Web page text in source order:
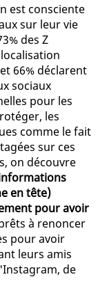
est consciente
sur leur vie
des Z
66% déclarent
sociaux
pour les
les
comme le fait
sur ces
on découvre
en tête)
pour avoir
à renoncer
pour avoir
leurs amis
de